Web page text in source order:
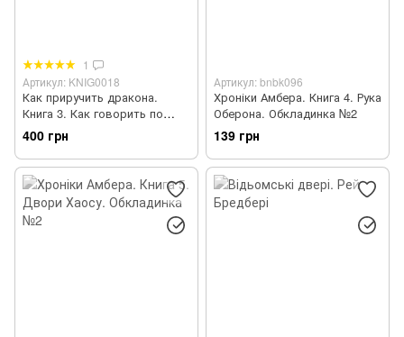
1
Артикул: KNIG0018
Как приручить дракона.
Книга 3. Как говорить по
драконьи
400 грн
Артикул: bnbk096
Хроніки Амбера. Книга 4. Рука
Оберона. Обкладинка №2
139 грн